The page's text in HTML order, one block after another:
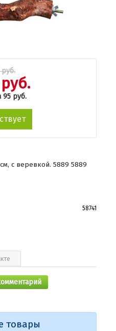
95 руб.
с веревкой. 5889 5889
58741
товары